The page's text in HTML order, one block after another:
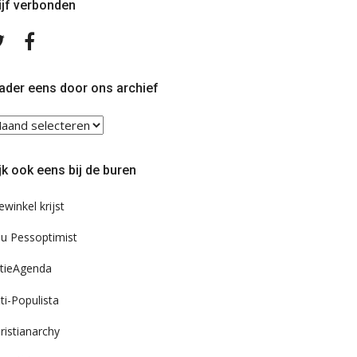
verbonden
Volg
TwitterFacebook
eens door ons archief
ook eens bij de buren
krijst
Pessoptimist
Populista